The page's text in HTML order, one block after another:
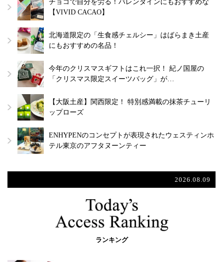
チョコで自分を労る！バレンタインにもおすすめな
【VIVID CACAO】
北海道限定の「生食感チェルシー」はばらまき土産
にもおすすめの名品！
今年のクリスマスギフトはこれ一択！ 紀ノ国屋の
「クリスマス限定スイーツバッグ」が…
【大阪土産】関西限定！ 特別感満載の抹茶チューリ
ップローズ
ENHYPENのコンセプトが表現されたウェスティンホ
テル東京のアフタヌーンティー
2026.08.09
ランキング